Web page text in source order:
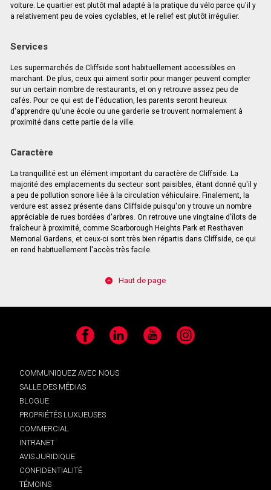
voiture. Le quartier est plutôt mal adapté à la pratique du vélo parce qu'il y
a relativement peu de voies cyclables, et le relief est plutôt irrégulier.
Services
Les supermarchés de Cliffside sont habituellement accessibles en
marchant. De plus, ceux qui aiment sortir pour manger peuvent compter
sur un certain nombre de restaurants, et on y retrouve assez peu de
cafés. Pour ce qui est de l'éducation, les parents seront heureux
d'apprendre qu'une école ou une garderie se trouvent normalement à
proximité dans cette partie de la ville.
Caractère
La tranquillité est un élément important du caractère de Cliffside. La
majorité des emplacements du secteur sont paisibles, étant donné qu'il y
a peu de pollution sonore liée à la circulation véhiculaire. Finalement, la
verdure est assez présente dans Cliffside puisqu'on y trouve un nombre
appréciable de rues bordées d'arbres. On retrouve une vingtaine d'îlots de
fraîcheur à proximité, comme Scarborough Heights Park et Resthaven
Memorial Gardens, et ceux-ci sont très bien répartis dans Cliffside, ce qui
en rend habituellement l'accès très facile.
Haut de page
Facebook LinkedIn YouTube Instagram
COMMUNIQUEZ AVEC NOUS
SALLE DES MÉDIAS
BLOGUE
PROPRIÉTÉS LUXUEUSES
COMMERCIAL
INTRANET
AVIS JURIDIQUE
CONFIDENTIALITÉ
TÉMOINS